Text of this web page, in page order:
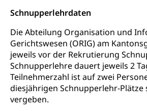
Schnupperlehrdaten
Die Abteilung Organisation und
Gerichtswesen (ORIG) am
jeweils vor der Rekrutierung
Schnupperlehre dauert jeweils 2
Teilnehmerzahl ist auf zwei
diesjährigen Schnupperlehr-Plätze
vergeben.
Suchtprävention
Kranken- und
(gruezi.lu.ch)
Krankenversicherung
Existenzsicherung -
Soziales und Gesellschaft
Sucht und Drogen
Drogenabhängigkeit, Drogensucht,
Medikamentenabhängigkeit,
Arzneimittelabhängigkeit,
Drogenabhängige, Drogensüchtige,
Betäubungsmittel, Suchtmittel,
Gesundheitsversorgung